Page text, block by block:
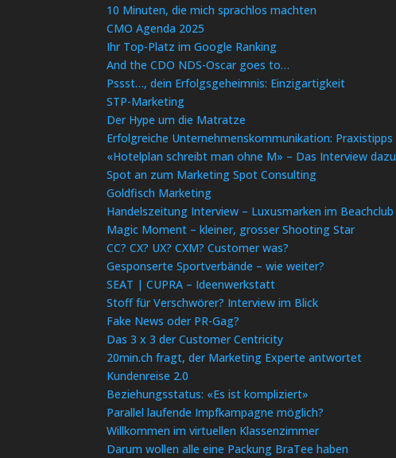
10 Minuten, die mich sprachlos machten
CMO Agenda 2025
Ihr Top-Platz im Google Ranking
And the CDO NDS-Oscar goes to…
Pssst…, dein Erfolgsgeheimnis: Einzigartigkeit
STP-Marketing
Der Hype um die Matratze
Erfolgreiche Unternehmenskommunikation: Praxistipps
«Hotelplan schreibt man ohne M» – Das Interview dazu
Spot an zum Marketing Spot Consulting
Goldfisch Marketing
Handelszeitung Interview – Luxusmarken im Beachclub
Magic Moment – kleiner, grosser Shooting Star
CC? CX? UX? CXM? Customer was?
Gesponserte Sportverbände – wie weiter?
SEAT | CUPRA – Ideenwerkstatt
Stoff für Verschwörer? Interview im Blick
Fake News oder PR-Gag?
Das 3 x 3 der Customer Centricity
20min.ch fragt, der Marketing Experte antwortet
Kundenreise 2.0
Beziehungsstatus: «Es ist kompliziert»
Parallel laufende Impfkampagne möglich?
Willkommen im virtuellen Klassenzimmer
Darum wollen alle eine Packung BraTee haben